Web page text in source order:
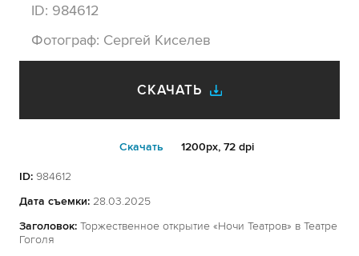
ID: 984612
Фотограф: Сергей Киселев
СКАЧАТЬ
Cкачать 1200px, 72 dpi
ID: 984612
Дата съемки: 28.03.2025
Заголовок: Торжественное открытие «Ночи Театров» в Театре
Гоголя